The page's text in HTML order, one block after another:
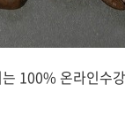
100% 온라인수